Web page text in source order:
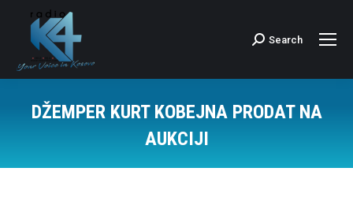
Search:
Search
DŽEMPER KURT KOBEJNA PRODAT NA
AUKCIJI